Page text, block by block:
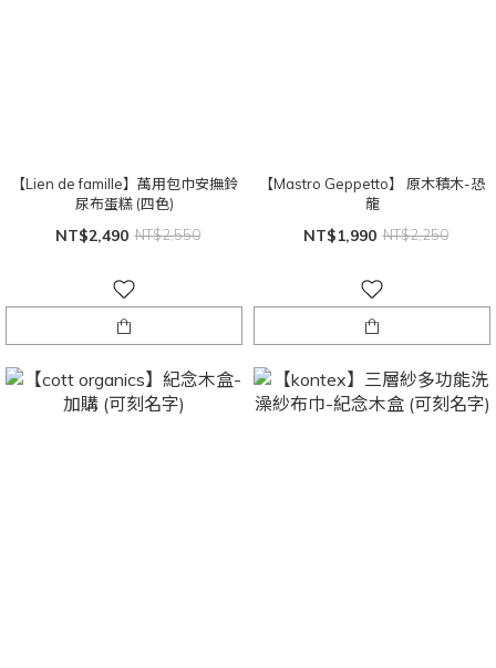
【Lien de famille】萬用包巾安撫鈴
尿布蛋糕 (四色)
NT$2,490 NT$2,550
【Mastro Geppetto】 原木積木-恐
龍
NT$1,990 NT$2,250